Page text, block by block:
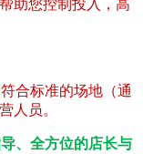
助您控制投入，高
合标准的场地（通
人员。
、全方位的店长与